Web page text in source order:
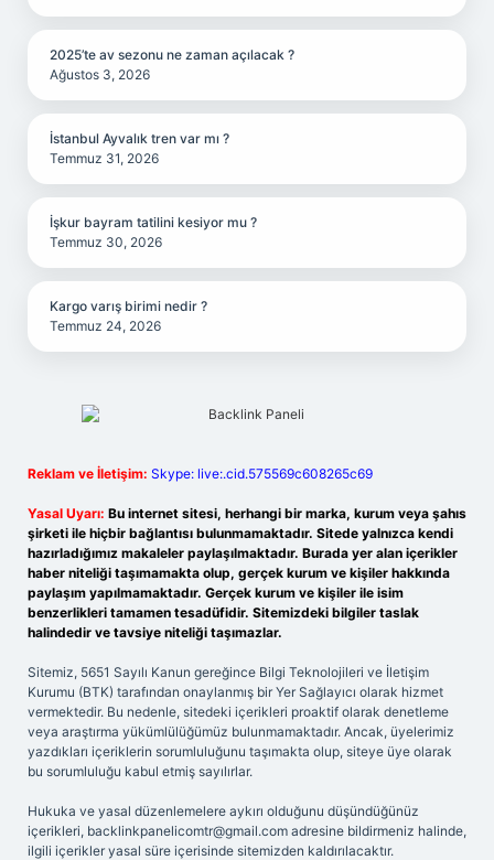
2025’te av sezonu ne zaman açılacak ?
Ağustos 3, 2026
İstanbul Ayvalık tren var mı ?
Temmuz 31, 2026
İşkur bayram tatilini kesiyor mu ?
Temmuz 30, 2026
Kargo varış birimi nedir ?
Temmuz 24, 2026
Reklam ve İletişim: Skype: live:.cid.575569c608265c69
Yasal Uyarı: Bu internet sitesi, herhangi bir marka, kurum veya şahıs
şirketi ile hiçbir bağlantısı bulunmamaktadır. Sitede yalnızca kendi
hazırladığımız makaleler paylaşılmaktadır. Burada yer alan içerikler
haber niteliği taşımamakta olup, gerçek kurum ve kişiler hakkında
paylaşım yapılmamaktadır. Gerçek kurum ve kişiler ile isim
benzerlikleri tamamen tesadüfidir. Sitemizdeki bilgiler taslak
halindedir ve tavsiye niteliği taşımazlar.
Sitemiz, 5651 Sayılı Kanun gereğince Bilgi Teknolojileri ve İletişim
Kurumu (BTK) tarafından onaylanmış bir Yer Sağlayıcı olarak hizmet
vermektedir. Bu nedenle, sitedeki içerikleri proaktif olarak denetleme
veya araştırma yükümlülüğümüz bulunmamaktadır. Ancak, üyelerimiz
yazdıkları içeriklerin sorumluluğunu taşımakta olup, siteye üye olarak
bu sorumluluğu kabul etmiş sayılırlar.
Hukuka ve yasal düzenlemelere aykırı olduğunu düşündüğünüz
içerikleri, backlinkpanelicomtr@gmail.com adresine bildirmeniz halinde,
ilgili içerikler yasal süre içerisinde sitemizden kaldırılacaktır.